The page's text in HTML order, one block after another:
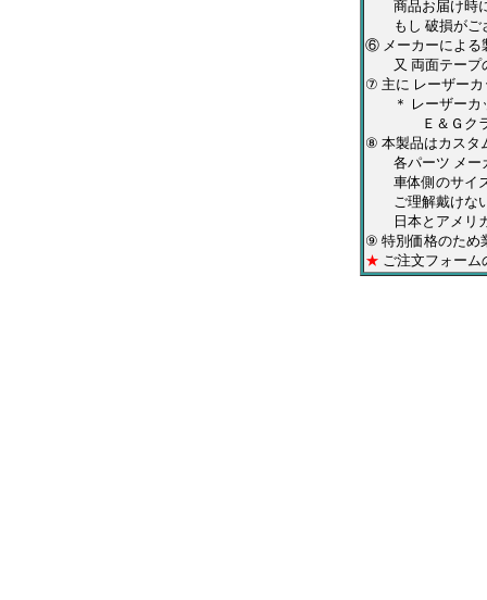
商品お届け時に
もし 破損がござ
⑥ メーカーによる
又 両面テープの
⑦ 主に レーザーカ
＊ レーザーカッ
Ｅ＆Ｇクラシッ
⑧ 本製品はカスタ
各パーツ メーカ
車体側のサイズ
ご理解戴けない
日本とアメリカ
⑨ 特別価格のため
★ ご注文フォー